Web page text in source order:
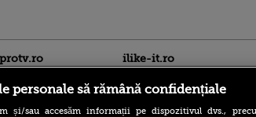
ilike-it.ro
personale să rămână confidențiale
și/sau accesăm informații pe dispozitivul dvs.,